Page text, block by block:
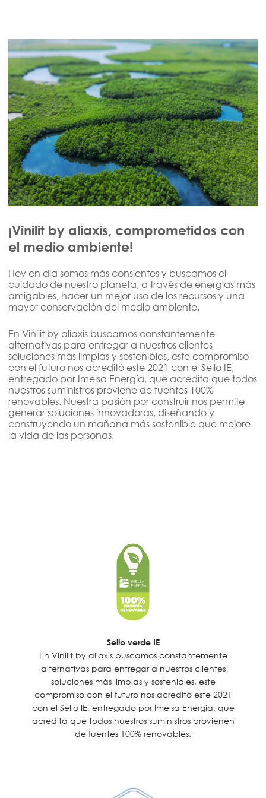
¡Vinilit by aliaxis, comprometidos con
el medio ambiente!
Hoy en día somos más consientes y buscamos el
cuidado de nuestro planeta, a través de energías más
amigables, hacer un mejor uso de los recursos y una
mayor conservación del medio ambiente.
En Vinilit by aliaxis buscamos constantemente
alternativas para entregar a nuestros clientes
soluciones más limpias y sostenibles, este compromiso
con el futuro nos acreditó este 2021 con el Sello IE,
entregado por Imelsa Energía, que acredita que todos
nuestros suministros proviene de fuentes 100%
renovables. Nuestra pasión por construir nos permite
generar soluciones innovadoras, diseñando y
construyendo un mañana más sostenible que mejore
la vida de las personas.
Sello verde IE
En Vinilit by aliaxis buscamos constantemente
alternativas para entregar a nuestros clientes
soluciones más limpias y sostenibles, este
compromiso con el futuro nos acreditó este 2021
con el Sello IE, entregado por Imelsa Energía, que
acredita que todos nuestros suministros provienen
de fuentes 100% renovables.